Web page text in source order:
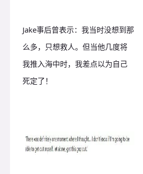
Jake事后曾表示：我当时没想到那
么多，只想救人。但当他几度将
我推入海中时，我差点以为自己
死定了！